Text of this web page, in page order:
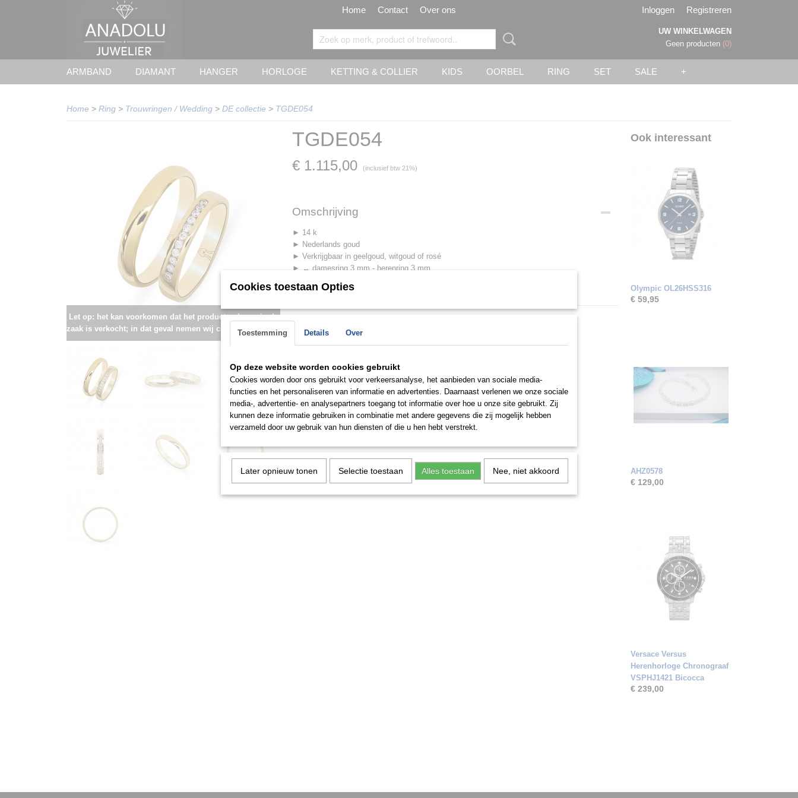
Home Contact Over ons Inloggen Registreren
UW WINKELWAGEN
Geen producten (0)
ARMBAND DIAMANT HANGER HORLOGE KETTING & COLLIER KIDS OORBEL RING SET SALE +
Home > Ring > Trouwringen / Wedding > DE collectie > TGDE054
Let op: het kan voorkomen dat het product onlangs in de
zaak is verkocht; in dat geval nemen wij contact met u op.
TGDE054
€ 1.115,00 (inclusief btw 21%)
Omschrijving
► 14 k
► Nederlands goud
► Verkrijgbaar in geelgoud, witgoud of rosé
► ↔ damesring 3 mm - herenring 3 mm
► Bekijk de ringen in onze winkel in Rotterdam
Ook interessant
Olympic OL26HSS316
€ 59,95
AHZ0578
€ 129,00
Versace Versus
Herenhorloge Chronograaf
VSPHJ1421 Bicocca
€ 239,00
Cookies toestaan Opties
Toestemming Details Over
Op deze website worden cookies gebruikt
Cookies worden door ons gebruikt voor verkeersanalyse, het aanbieden van sociale media-
functies en het personaliseren van informatie en advertenties. Daarnaast verlenen we onze sociale
media-, advertentie- en analysepartners toegang tot informatie over hoe u onze site gebruikt. Zij
kunnen deze informatie gebruiken in combinatie met andere gegevens die zij mogelijk hebben
verzameld door uw gebruik van hun diensten of die u hen hebt verstrekt.
Later opnieuw tonen Selectie toestaan Alles toestaan Nee, niet akkoord